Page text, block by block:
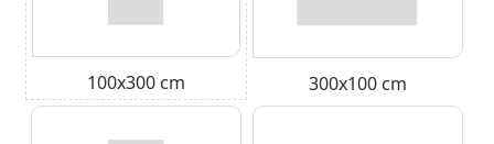
100x300 cm 300x100 cm